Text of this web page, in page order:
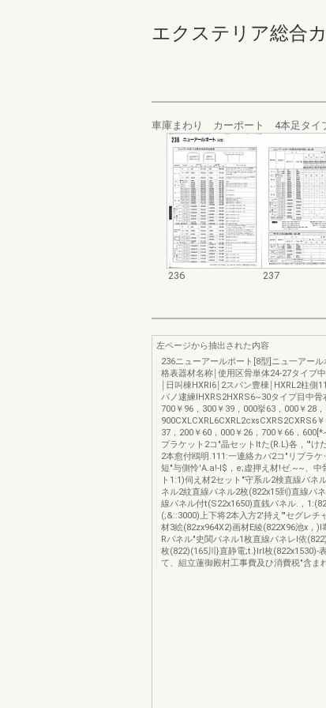
エクステリア総合
車庫まわり カーポート 4本足タイ
236 237
左ページから抽出された内容
236ニューアールポート[8型]ニュ一アー
格表器材名称￨使用区骨単体24-27タイプ
￨日叫棟HXRl6￨2スパン豊棟￨HXRL2柱側
パノ逮練IHXRS2HXRS6~30タイプ目中
700￥96，300￥39，000挙63，000￥28，
900CXLCXRL6CXRL2cxsCXRS2CXRS6
37，200￥60，000￥26，700￥66，
プラケット2コ"晶セットItた(R.L)各，'"け
2本愈付鴎明.111:一連絡カパ2コ"リプラ
短"与側怜'A.a!-I$，e;虚押え材!ゼ.~~、中
ト1:1)伺え材2セット"守系ル2検直線バネ
ネル2紋直線パネル2枚(822x15到)直線パ
線パネル付t(S22x1650)直銭パネル.，
(;&::3000)上下将2本入方2'持え'"セグレチ
材3絵(82zx964X2)画材E綾(822X96池x，)l
Rバネル"史関パネル1枚直線パネレl依
枚(822)(165川}直静電;t.}lrl枚(822x1530)-
て、組立蓮御殿村工事費及ひ消費税"含ま